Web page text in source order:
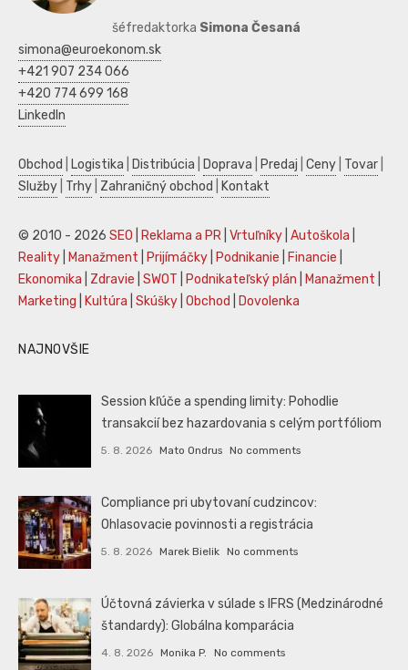
šéfredaktorka Simona Česaná
simona@euroekonom.sk
+421 907 234 066
+420 774 699 168
LinkedIn
Obchod Logistika Distribúcia Doprava Predaj Ceny Tovar
Služby Trhy Zahraničný obchod Kontakt
© 2010 - 2026 SEO Reklama a PR Vrtuľníky Autoškola
Reality
Manažment Prijímáčky Podnikanie Financie
Ekonomika
Zdravie SWOT Podnikateľský plán Manažment
Marketing
Kultúra Skúšky Obchod Dovolenka
NAJNOVŠIE
Session kľúče a spending limity: Pohodlie
transakcií bez hazardovania s celým portfóliom
5. 8. 2026 Mato Ondrus No comments
Compliance pri ubytovaní cudzincov:
Ohlasovacie povinnosti a registrácia
5. 8. 2026 Marek Bielik No comments
Účtovná závierka v súlade s IFRS (Medzinárodné
štandardy): Globálna komparácia
4. 8. 2026 Monika P. No comments